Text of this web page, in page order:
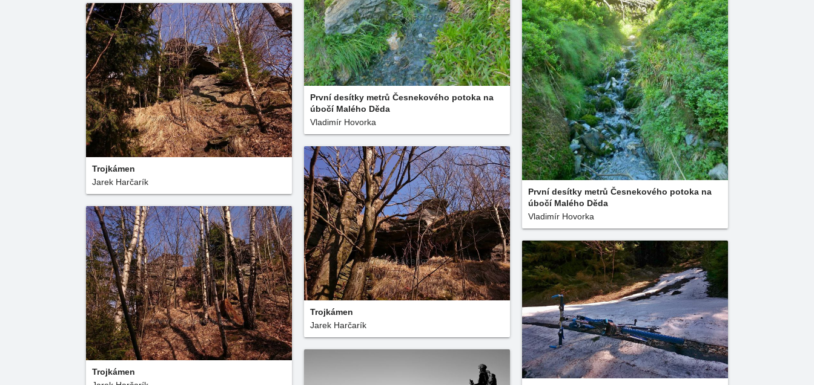
První desítky metrů Česnekového potoka na
úbočí Malého Děda
Vladimír Hovorka
První desítky metrů Česnekového potoka na
úbočí Malého Děda
Vladimír Hovorka
Trojkámen
Jarek Harčarík
Trojkámen
Jarek Harčarík
Trojkámen